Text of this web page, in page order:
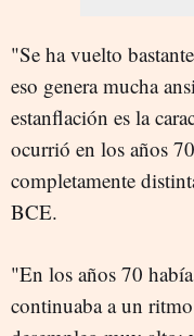
"Se ha vuelto
eso genera mucha
estanflación es la
ocurrió en los años
completamente
BCE.
"En los años 70
continuaba a un